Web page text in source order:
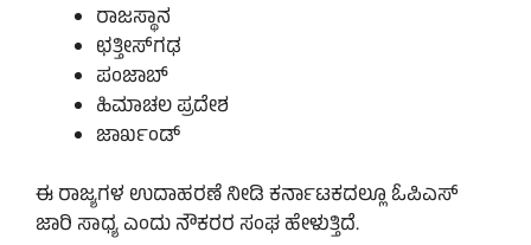
ರಾಜಸ್ಥಾನ
ಛತ್ತೀಸ್‌ಗಢ
ಪಂಜಾಬ್
ಹಿಮಾಚಲ ಪ್ರದೇಶ
ಜಾರ್ಖಂಡ್
ಈ ರಾಜ್ಯಗಳ ಉದಾಹರಣೆ ನೀಡಿ ಕರ್ನಾಟಕದಲ್ಲೂ ಓಪಿಎಸ್
ಜಾರಿ ಸಾಧ್ಯ ಎಂದು ನೌಕರರ ಸಂಘ ಹೇಳುತ್ತಿದೆ.